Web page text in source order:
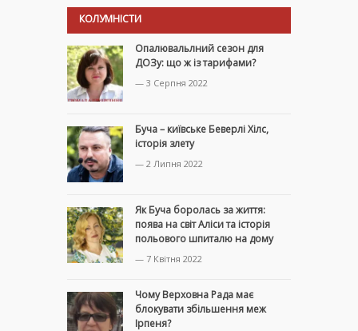
КОЛУМНІСТИ
Опалювальлний сезон для
ДОЗу: що ж із тарифами?
— 3 Серпня 2022
Буча – київське Беверлі Хілс,
історія злету
— 2 Липня 2022
Як Буча боролась за життя:
поява на світ Аліси та історія
польового шпиталю на дому
— 7 Квітня 2022
Чому Верховна Рада має
блокувати збільшення меж
Ірпеня?